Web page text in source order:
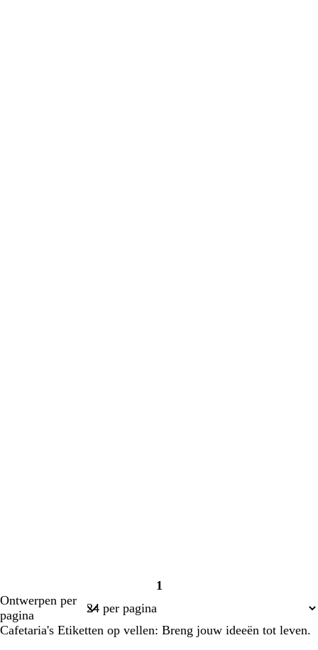
Pagina
1
Ontwerpen per
pagina
Cafetaria's Etiketten op vellen: Breng jouw ideeën tot leven.